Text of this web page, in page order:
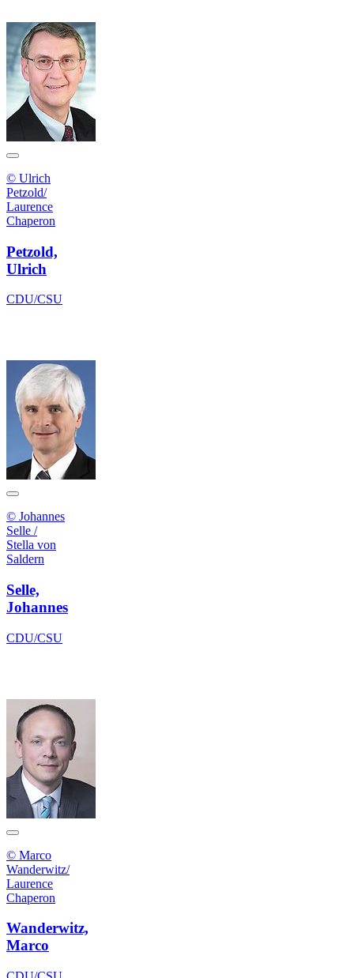
© Ulrich
Petzold/
Laurence
Chaperon
Petzold,
Ulrich
CDU/CSU
© Johannes
Selle /
Stella von
Saldern
Selle,
Johannes
CDU/CSU
© Marco
Wanderwitz/
Laurence
Chaperon
Wanderwitz,
Marco